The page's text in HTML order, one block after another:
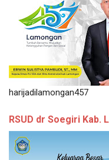
harijadilamongan457
RSUD dr Soegiri Kab.